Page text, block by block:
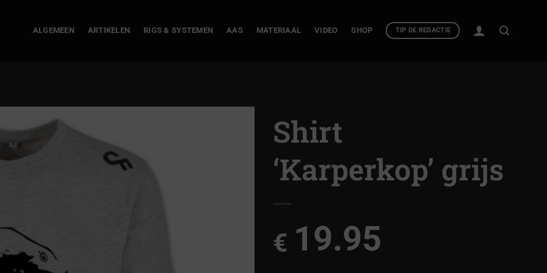
ALGEMEEN ARTIKELEN RIGS & SYSTEMEN AAS MATERIAAL VIDEO SHOP TIP DE REDACTIE
Shirt
‘Karperkop’ grijs
€ 19.95